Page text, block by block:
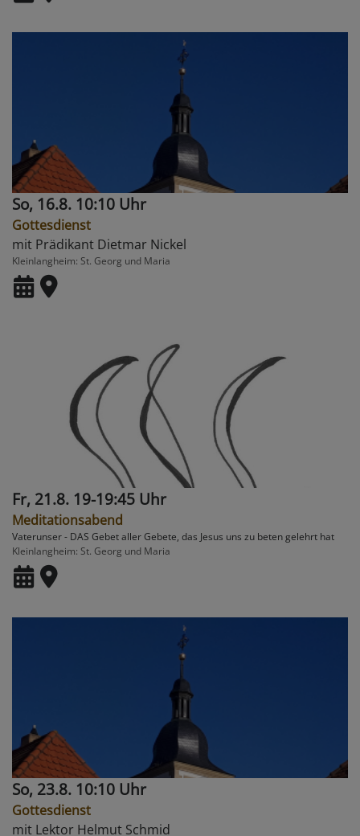
So, 16.8. 10:10 Uhr
Gottesdienst
mit Prädikant Dietmar Nickel
Kleinlangheim St. Georg und Maria
Fr, 21.8. 19-19:45 Uhr
Meditationsabend
Vaterunser - DAS Gebet aller Gebete, das Jesus uns zu beten gelehrt hat
Kleinlangheim St. Georg und Maria
So, 23.8. 10:10 Uhr
Gottesdienst
mit Lektor Helmut Schmid